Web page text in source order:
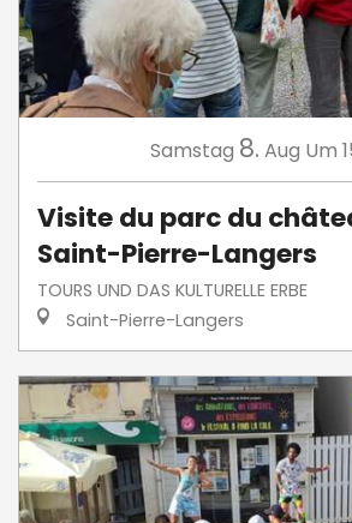
Samstag 8. Aug Um
Visite du parc du
Saint-Pierre-Langers
TOURS UND DAS KULTURELLE ERBE
Saint-Pierre-Langers